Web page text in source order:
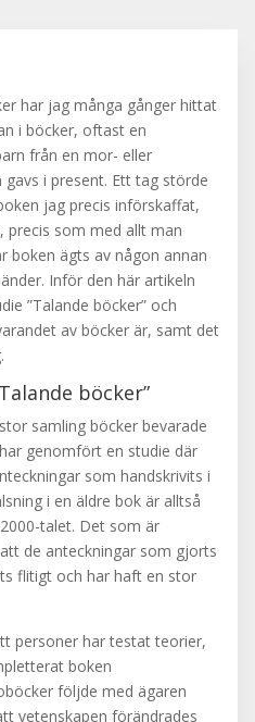
har jag många gånger hittat
i böcker, oftast en
från en mor- eller
i present. Ett tag störde
jag precis införskaffat,
precis som med allt man
boken ägts av någon annan
Inför den här artikeln
”Talande böcker” och
av böcker är, samt det
böcker”
samling böcker bevarade
genomfört en studie där
som handskrivits i
i en äldre bok är alltså
talet. Det som är
de anteckningar som gjorts
flitigt och har haft en stor
personer har testat teorier,
boken
följde med ägaren
vetenskapen förändrades